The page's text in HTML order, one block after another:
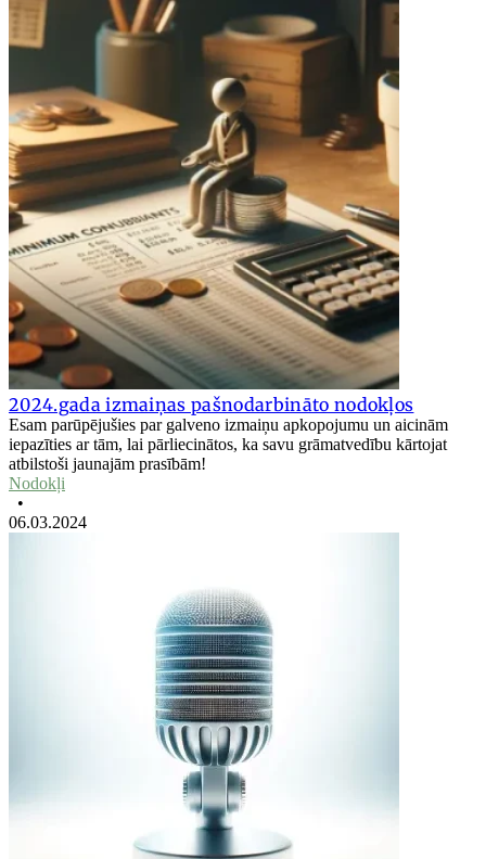
2024.gada izmaiņas pašnodarbināto nodokļos
Esam parūpējušies par galveno izmaiņu apkopojumu un aicinām
iepazīties ar tām, lai pārliecinātos, ka savu grāmatvedību kārtojat
atbilstoši jaunajām prasībām!
Nodokļi
•
06.03.2024